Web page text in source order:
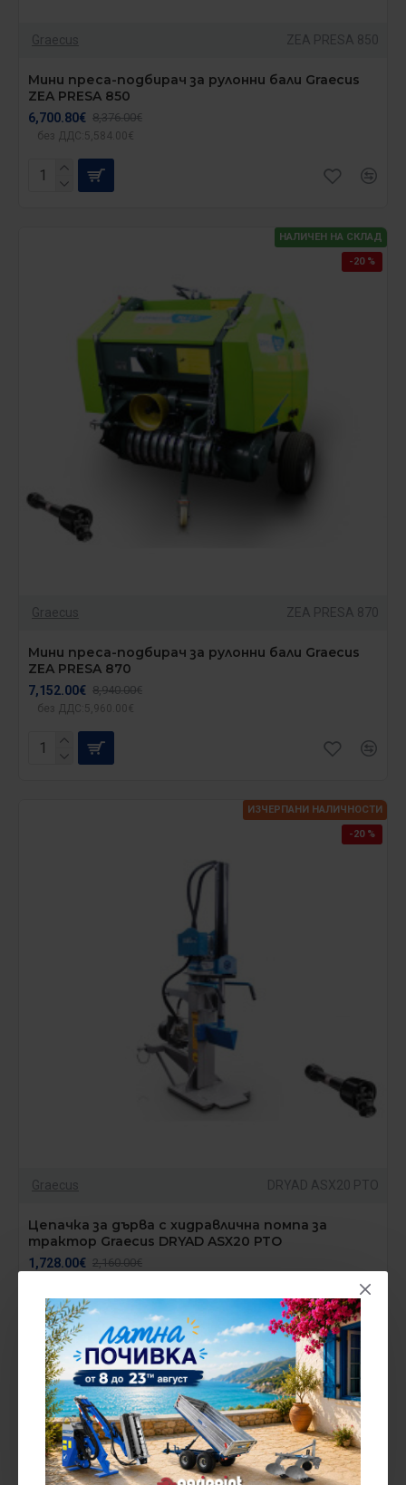
Graecus ZEA PRESA 850
Мини преса-подбирач за рулонни бали Graecus
ZEA PRESA 850
6,700.80€ 8,376.00€
без ДДС:5,584.00€
НАЛИЧЕН НА СКЛАД
-20 %
Graecus ZEA PRESA 870
Мини преса-подбирач за рулонни бали Graecus
ZEA PRESA 870
7,152.00€ 8,940.00€
без ДДС:5,960.00€
-20 %
ИЗЧЕРПАНИ НАЛИЧНОСТИ
Graecus DRYAD ASX20 PTO
Цепачка за дърва с хидравлична помпа за
трактор Graecus DRYAD ASX20 PTO
1,728.00€ 2,160.00€
НАЛИЧЕН НА СКЛАД
-20 %